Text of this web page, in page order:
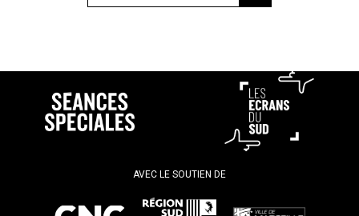
AVEC LE SOUTIEN DE